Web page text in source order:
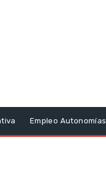
Empleo Autonomías